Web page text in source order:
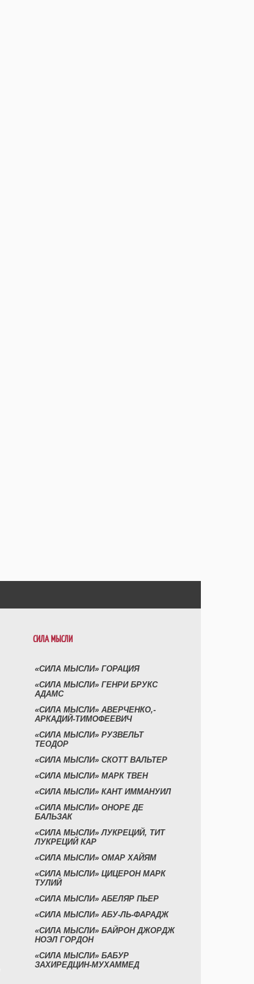
СИЛА МЫСЛИ
«СИЛА МЫСЛИ» ГОРАЦИЯ
«СИЛА МЫСЛИ» ГЕНРИ БРУКС
АДАМС
«СИЛА МЫСЛИ» АВЕРЧЕНКО,-
АРКАДИЙ-ТИМОФЕЕВИЧ
«СИЛА МЫСЛИ» РУЗВЕЛЬТ
ТЕОДОР
«СИЛА МЫСЛИ» СКОТТ ВАЛЬТЕР
«СИЛА МЫСЛИ» МАРК ТВЕН
«СИЛА МЫСЛИ» КАНТ ИММАНУИЛ
«СИЛА МЫСЛИ» ОНОРЕ ДЕ
БАЛЬЗАК
«СИЛА МЫСЛИ» ЛУКРЕЦИЙ, ТИТ
ЛУКРЕЦИЙ КАР
«СИЛА МЫСЛИ» ОМАР ХАЙЯМ
«СИЛА МЫСЛИ» ЦИЦЕРОН МАРК
ТУЛИЙ
«СИЛА МЫСЛИ» АБЕЛЯР ПЬЕР
«СИЛА МЫСЛИ» АБУ-ЛЬ-ФАРАДЖ
«СИЛА МЫСЛИ» БАЙРОН ДЖОРДЖ
НОЭЛ ГОРДОН
«СИЛА МЫСЛИ» БАБУР
ЗАХИРЕДЦИН-МУХАММЕД